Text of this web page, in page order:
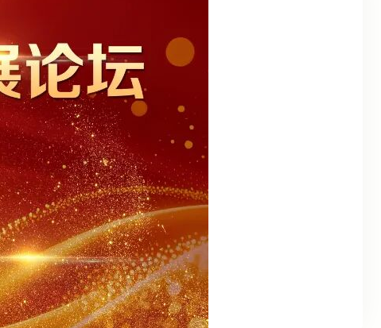
2025 年 12 月(1)
2025 年 11 月(4)
2025 年 10 月 (9)
2025 年 9 月
2025 年 8 月
2025 年 6 月(1)
2025 年 5 月(3)
2025 年 2 月(8)
2025 年 1 月(7)
2024 年 12 月(5)
2024 年 11 月(1)
2024 年 7 月(1)